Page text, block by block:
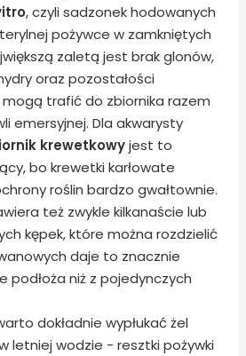
, czyli sadzonek hodowanych
pożywce w zamkniętych
zaletą jest brak glonów,
oraz pozostałości
trafić do zbiornika razem
emersyjnej. Dla akwarysty
krewetkowyjest to
bo krewetki karłowate
roślin bardzo gwałtownie.
też zwykle kilkanaście lub
kępek, które można rozdzielić
daje to znacznie
podłoża niż z pojedynczych
dokładnie wypłukać żel
letniej wodzie - resztki pożywki